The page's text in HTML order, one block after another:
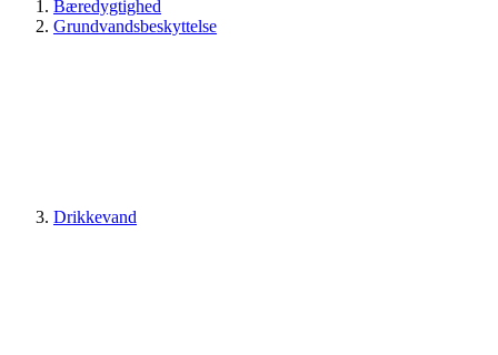
Bæredygtighed
Grundvandsbeskyttelse
Drikkevand